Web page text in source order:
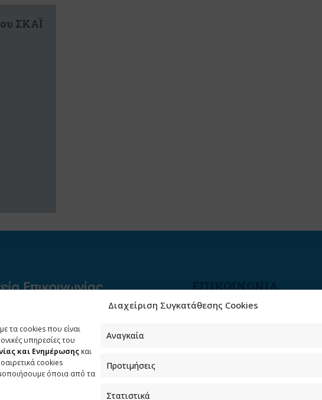
Διαχείριση Συγκατάθεσης Cookies
τα cookies που είναι
υπηρεσίες του
και Ενημέρωσης και
cookies
όποια από τα
Αναγκαία
Προτιμήσεις
Στατιστικά
ΣΚΑΪ
ΕΠΙΚΟΙΝΩΝΙΑ
Φραγκούδη 11 & Αλεξάνδρου